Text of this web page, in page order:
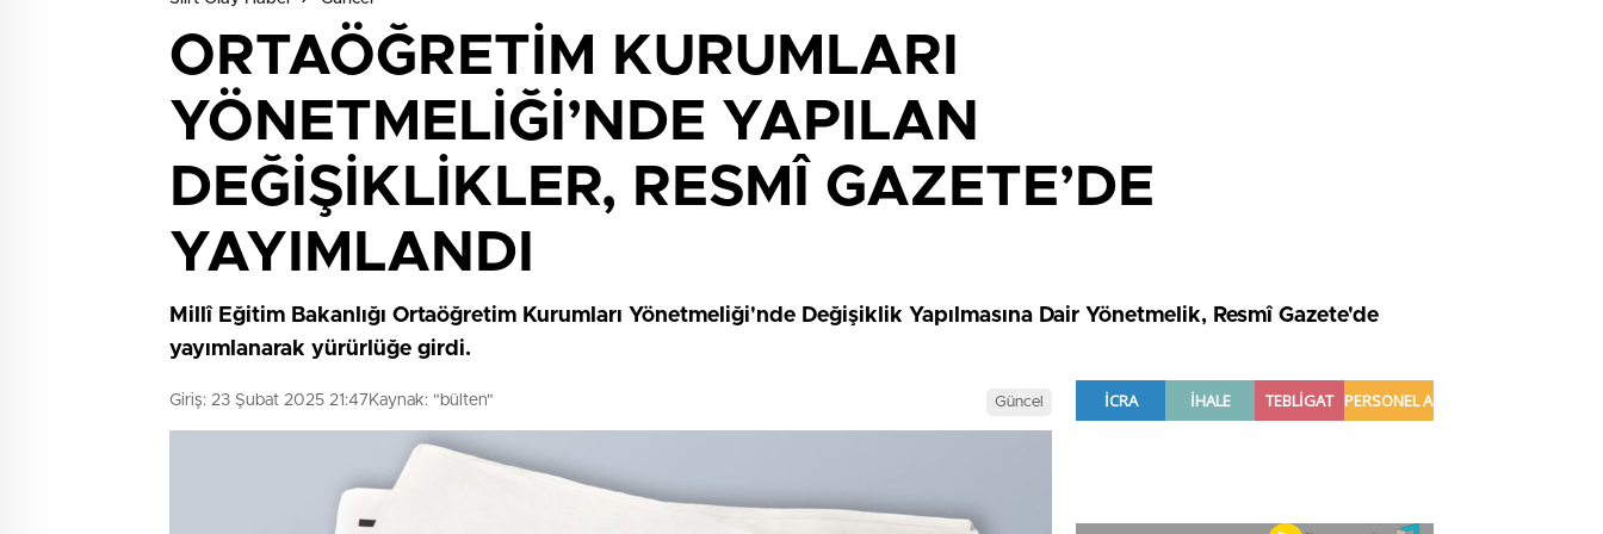
ORTAÖĞRETİM KURUMLARI
YÖNETMELİĞİ’NDE YAPILAN
DEĞİŞİKLİKLER, RESMÎ GAZETE’DE
YAYIMLANDI
Millî Eğitim Bakanlığı Ortaöğretim Kurumları Yönetmeliği'nde Değişiklik Yapılmasına Dair Yönetmelik, Resmî Gazete'de
yayımlanarak yürürlüğe girdi.
Giriş: 23 Şubat 2025 21:47 Kaynak: "bülten" Güncel